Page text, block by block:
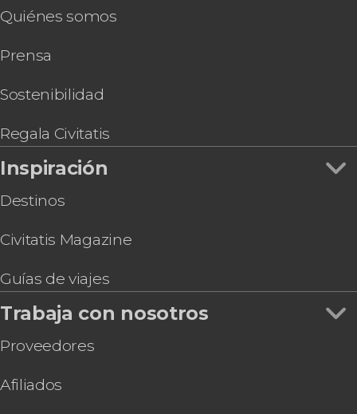
Quiénes somos
Prensa
Sostenibilidad
Regala Civitatis
Inspiración
Destinos
Civitatis Magazine
Guías de viajes
Trabaja con nosotros
Proveedores
Afiliados